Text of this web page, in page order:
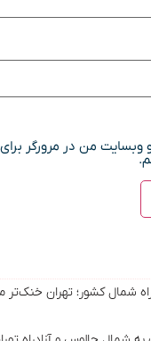
وبسایت من در مرورگر
راه شمال کشور؛ تهران